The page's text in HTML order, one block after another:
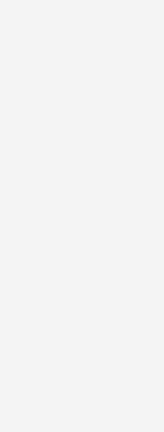
zur Förderung von KWK-
PG 60 Serie garantiert Schüco
noch eine Leistung von 80
hochwertigem Solarglas mit Anti-
Beständigkeit gegen Ammoniak